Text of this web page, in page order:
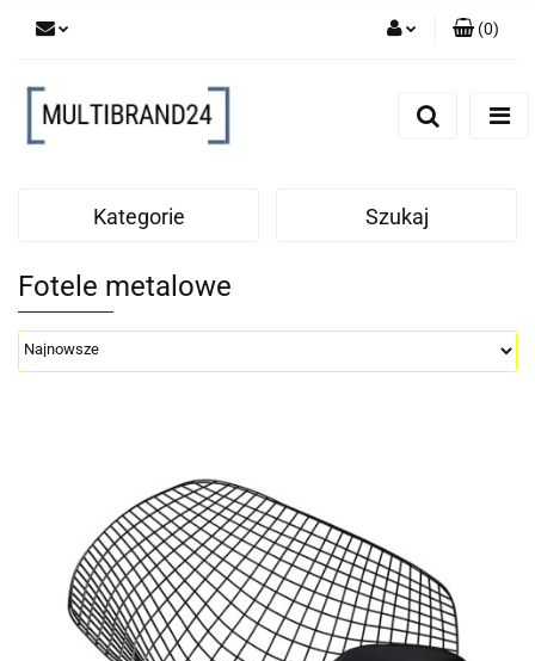
(0)
Kategorie Szukaj
Fotele metalowe